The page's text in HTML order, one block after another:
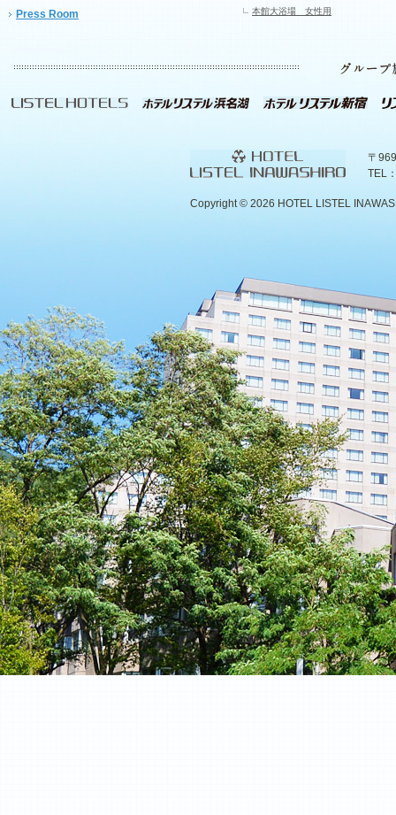
Press Room
本館大浴場 女性用
〒
TEL
Copyright © 2026 HOTEL LISTEL